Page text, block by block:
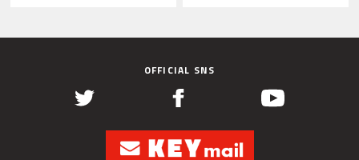
OFFICIAL SNS